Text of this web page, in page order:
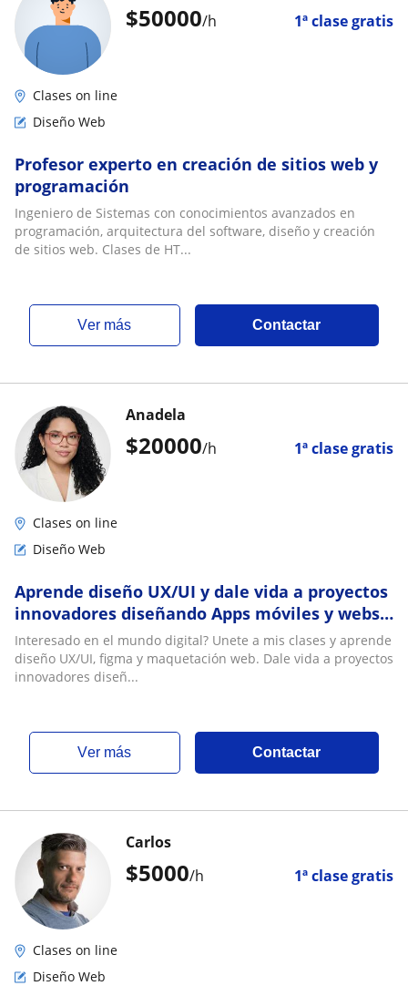
$50000/h 1ª clase gratis
Clases on line
Diseño Web
Profesor experto en creación de sitios web y
programación
Ingeniero de Sistemas con conocimientos avanzados en
programación, arquitectura del software, diseño y creación
de sitios web. Clases de HT...
ver más Contactar
$20000/h 1ª clase gratis
Anadela
Clases on line
Diseño Web
Aprende diseño UX/UI y dale vida a proyectos
innovadores diseñando Apps móviles y webs
desde cero ¡Empieza ahora! 🚀
Interesado en el mundo digital? Unete a mis clases y aprende
diseño UX/UI, figma y maquetación web. Dale vida a proyectos
innovadores diseñ...
ver más Contactar
$5000/h 1ª clase gratis
Carlos
Clases on line
Diseño Web